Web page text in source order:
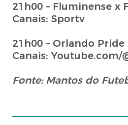
21h00 – Fluminense x
Canais: Sportv
21h00 – Orlando Pride
Canais: Youtube.com/
Fonte: Mantos do